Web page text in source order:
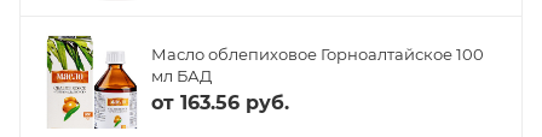
Масло облепиховое Горноалтайское 100
мл БАД
от 163.56 руб.